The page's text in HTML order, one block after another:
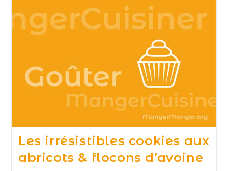
Les irrésistibles cookies aux
abricots & flocons d’avoine